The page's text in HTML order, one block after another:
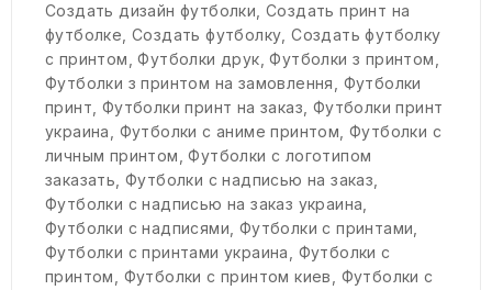
Создать дизайн футболки,Создать принт на
футболке,Создать футболку,Создать футболку
с принтом,Футболки друк,Футболки з принтом,
Футболки з принтом на замовлення, Футболки
принт, Футболки принт на заказ, Футболки принт
украина, Футболки с аниме принтом,Футболки с
личным принтом,Футболки с логотипом
заказать,Футболки с надписью на заказ,
Футболки с надписью на заказ украина,
Футболки с надписями, Футболки с принтами,
Футболки с принтами украина, Футболки с
принтом, Футболки с принтом киев, Футболки с